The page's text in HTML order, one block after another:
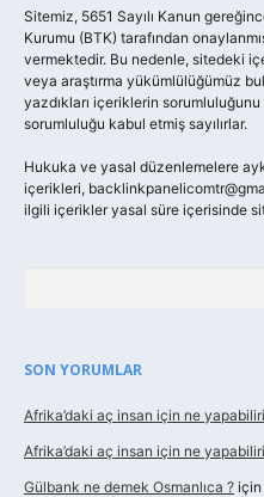
Sitemiz, 5651 Sayılı Kanun
Kurumu (BTK) tarafından
vermektedir. Bu nedenle, sitedeki
veya araştırma yükümlülüğümüz
yazdıkları içeriklerin
sorumluluğu kabul etmiş sayılırlar.
Hukuka ve yasal düzenlemelere
içerikleri,
ilgili içerikler yasal süre içerisinde
SON YORUMLAR
Afrika’daki aç insan için ne
Afrika’daki aç insan için ne
Gülbank ne demek Osmanlıca ? için